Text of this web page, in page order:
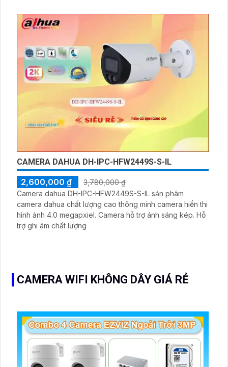
CAMERA DAHUA DH-IPC-HFW2449S-S-IL
2,600,000 ₫
3,780,000 ₫
Camera dahua DH-IPC-HFW2449S-S-IL sản phâm
camera dahua chất lượng cao thông minh camera hiển thi
hình ảnh 4.0 megapxiel. Camera hỗ trợ ánh sáng kép. Hỗ
trợ ghi âm chất lượng
CAMERA WIFI KHÔNG DÂY GIÁ RẺ